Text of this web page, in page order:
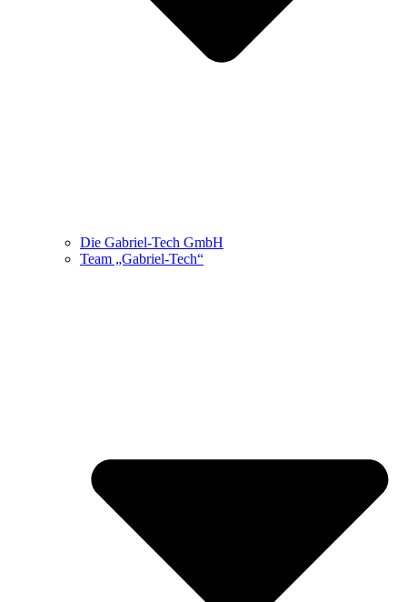
Die Gabriel-Tech GmbH
Team „Gabriel-Tech“